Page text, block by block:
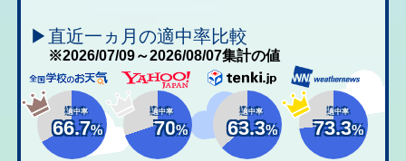
▶直近一ヵ月の適中率比較
※2026/07/09～2026/08/07集計の値
適中率
66.7%
適中率
70%
適中率
63.3%
適中率
73.3%